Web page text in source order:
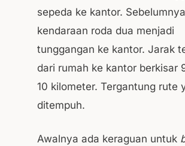
sepeda ke kantor. Sebelumnya
kendaraan roda dua menjadi
tunggangan ke kantor. Jarak
dari rumah ke kantor berkisar
10 kilometer. Tergantung rute
ditempuh.
Awalnya ada keraguan untuk